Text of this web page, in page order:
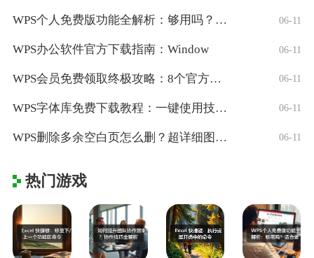
WPS个人免费版功能全解析：够用吗？适合 06-11
WPS办公软件官方下载指南：Window 06-11
WPS会员免费领取终极攻略：8个官方认证 06-11
WPS字体库免费下载教程：一键使用技巧与 06-11
WPS删除多余空白页怎么删？超详细图文教 06-11
热门游戏